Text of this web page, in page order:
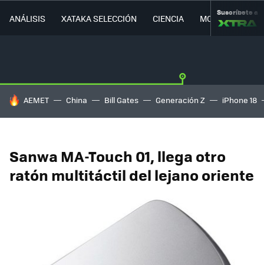
ANÁLISIS XATAKA SELECCIÓN CIENCIA MOVILIDAD
Suscríbete a
HOY SE HABLA DE
AEMET China Bill Gates Generación Z iPhone 18
Sanwa MA-Touch 01, llega otro
ratón multitáctil del lejano oriente